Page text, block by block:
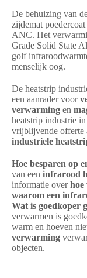
De behuizing van
zijdemat
ANC. Het
Grade Solid State
golf
menselijk oog.
De heatstrip
een aanrader voor
verwarming en
heatstrip industrie
vrijblijvende offerte
industriele
Hoe besparen op
van een infrarood
informatie over
waarom een
Wat is goedkoper
verwarmen is
warm en hoeven
verwarming
objecten.